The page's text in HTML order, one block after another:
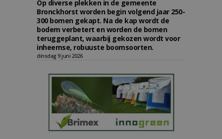
Op diverse plekken in de gemeente
Bronckhorst worden begin volgend jaar 250-
300 bomen gekapt. Na de kap wordt de
bodem verbetert en worden de bomen
teruggeplant, waarbij gekozen wordt voor
inheemse, robuuste boomsoorten.
dinsdag 9 juni 2026